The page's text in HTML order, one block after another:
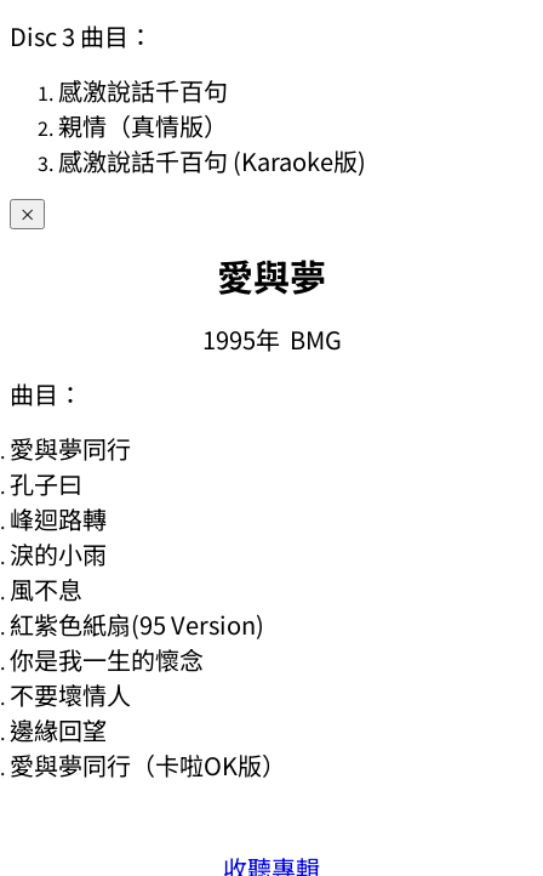
Disc 3 曲目：
感激說話千百句
親情（真情版）
感激說話千百句 (Karaoke版)
×
愛與夢
1995年 BMG
曲目：
愛與夢同行
孔子曰
峰迴路轉
淚的小雨
風不息
紅紫色紙扇(95 Version)
你是我一生的懷念
不要壞情人
邊緣回望
愛與夢同行（卡啦OK版）
收聽專輯